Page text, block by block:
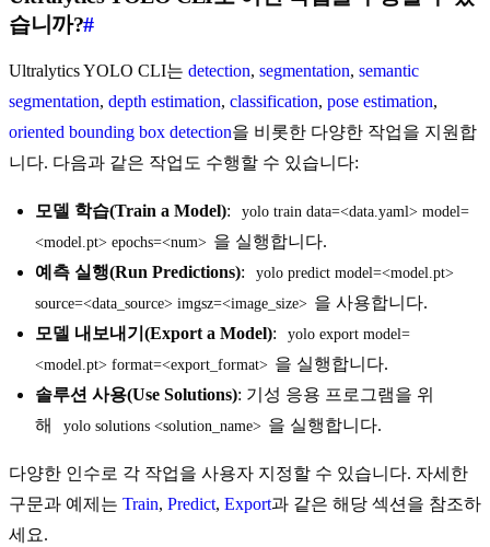
습니까?#
Ultralytics YOLO CLI는 detection, segmentation, semantic
segmentation, depth estimation, classification, pose estimation,
oriented bounding box detection을 비롯한 다양한 작업을 지원합
니다. 다음과 같은 작업도 수행할 수 있습니다:
모델 학습(Train a Model):
yolo train data=<data.yaml> model=
<model.pt> epochs=<num> 을 실행합니다.
예측 실행(Run Predictions):
yolo predict model=<model.pt>
source=<data_source> imgsz=<image_size> 을 사용합니다.
모델 내보내기(Export a Model):
yolo export model=
<model.pt> format=<export_format> 을 실행합니다.
솔루션 사용(Use Solutions): 기성 응용 프로그램을 위
해
yolo solutions <solution_name> 을 실행합니다.
다양한 인수로 각 작업을 사용자 지정할 수 있습니다. 자세한
구문과 예제는 Train, Predict, Export과 같은 해당 섹션을 참조하
세요.